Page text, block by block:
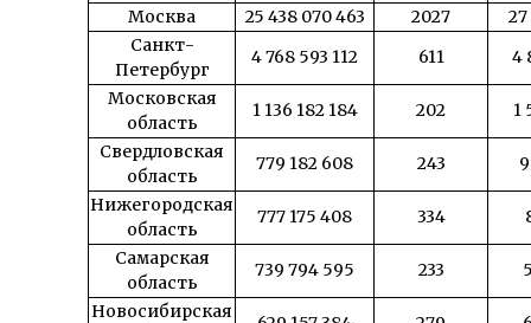
Москва 25 438 070 463 2027
27
Санкт-
Петербург
4 768 593 112 611
4
Московская
область
1 136 182 184 202
1
Свердловская
область
779 182 608 243
Нижегородская
область
777 175 408 334
Самарская
область
739 794 595 233
Новосибирская